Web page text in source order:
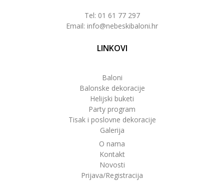
Tel: 01 61 77 297
Email: info@nebeskibaloni.hr
LINKOVI
Baloni
Balonske dekoracije
Helijski buketi
Party program
Tisak i poslovne dekoracije
Galerija
O nama
Kontakt
Novosti
Prijava/Registracija